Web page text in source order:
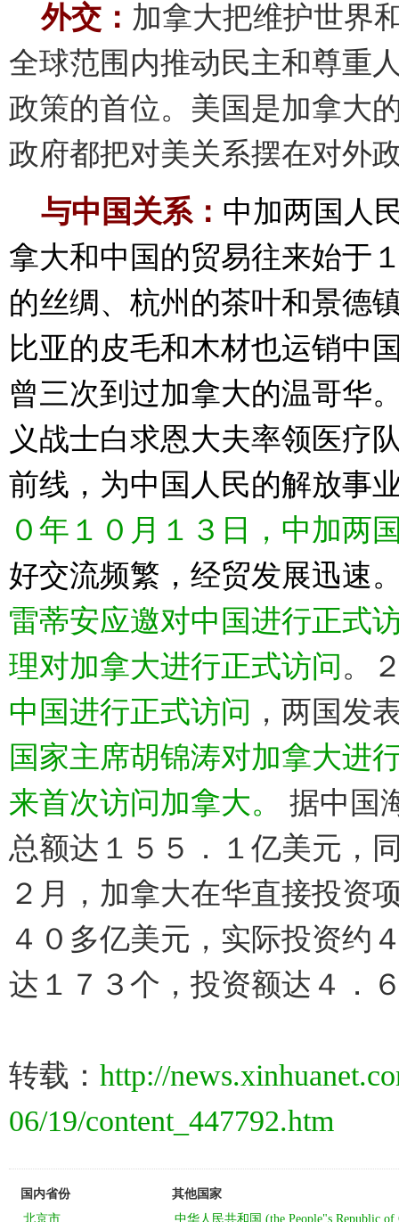
外交： 加拿大把维护世界
全球范围内推动民主和尊重
政策的首位。美国是加拿大
政府都把对美关系摆在对外
与中国关系： 中加两国人
拿大和中国的贸易往来始于
的丝绸、杭州的茶叶和景德
比亚的皮毛和木材也运销中
曾三次到过加拿大的温哥华
义战士白求恩大夫率领医疗
前线，为中国人民的解放事
０年１０月１３日，中加两
好交流频繁，经贸发展迅速
雷蒂安应邀对中国进行正式
理对加拿大进行正式访问 。
中国进行正式访问 ，两国发
国家主席胡锦涛对加拿大进
来首次访问加拿大。
据中国
总额达１５５．１亿美元，
２月，加拿大在华直接投资
４０多亿美元，实际投资约
达１７３个，投资额达４．
转载： http://
06/19/content_447792.htm